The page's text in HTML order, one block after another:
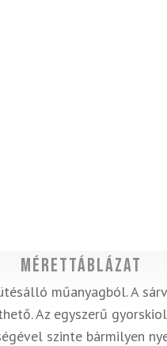
Mérettáblázat
műanyagból. A
Az egyszerű
szinte bármilyen